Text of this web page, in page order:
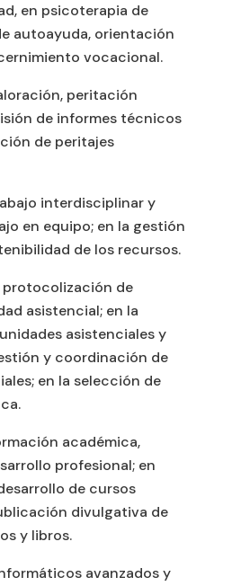
en psicoterapia de
autoayuda, orientación
vocacional.
peritación
de informes técnicos
de peritajes
interdisciplinar y
en equipo; en la gestión
de los recursos.
protocolización de
asistencial; en la
asistenciales y
y coordinación de
en la selección de
académica,
profesional; en
de cursos
divulgativa de
y libros.
avanzados y